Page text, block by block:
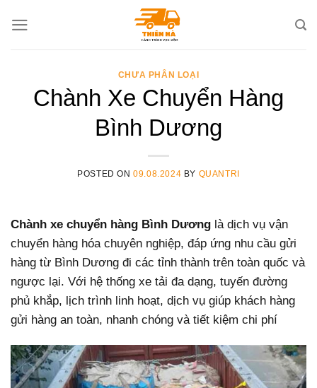
CHƯA PHÂN LOẠI
Chành Xe Chuyển Hàng
Bình Dương
POSTED ON09.08.2024 BY QUANTRI
Chành xe chuyển hàng Bình Dương là dịch vụ vận
chuyển hàng hóa chuyên nghiệp, đáp ứng nhu cầu gửi
hàng từ Bình Dương đi các tỉnh thành trên toàn quốc và
ngược lại. Với hệ thống xe tải đa dạng, tuyến đường
phủ khắp, lịch trình linh hoạt, dịch vụ giúp khách hàng
gửi hàng an toàn, nhanh chóng và tiết kiệm chi phí